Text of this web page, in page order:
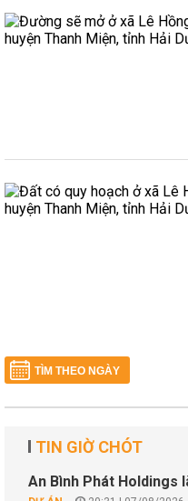
TÌM THEO NGÀY
TIN GIỜ CHÓT
An Bình Phát Holdings